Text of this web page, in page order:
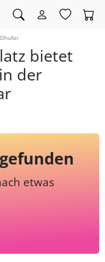
bietet
der
etwas